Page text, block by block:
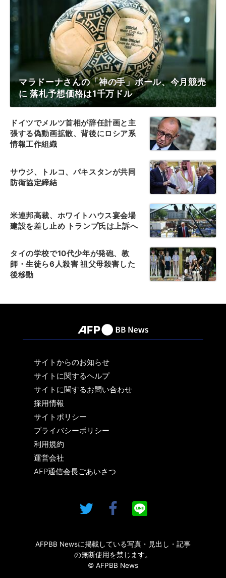
マラドーナさんの「神の手」ボール、今月競売
に 落札予想価格は1千万ドル
ドイツでメルツ首相が辞任計画と主
張する偽動画拡散、背後にロシア系
情報工作組織
サウジ、トルコ、パキスタンが共同
防衛協定締結
米連邦高裁、ホワイトハウス宴会場
建設を差し止め トランプ氏は上訴へ
タイの学校で10代少年が発砲、教
師・生徒ら6人殺害 祖父母殺害した
後移動
サイトからのお知らせ
サイトに関するヘルプ
サイトに関するお問い合わせ
採用情報
サイトポリシー
プライバシーポリシー
利用規約
運営会社
AFP通信会長ごあいさつ
AFPBB Newsに掲載している写真・見出し・記事
の無断使用を禁じます。
© AFPBB News